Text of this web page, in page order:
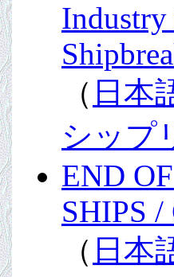
（ 日本
シップ
END
SHIPS
（ 日本